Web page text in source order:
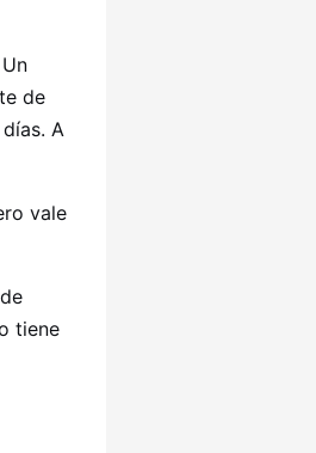
de
A
vale
tiene